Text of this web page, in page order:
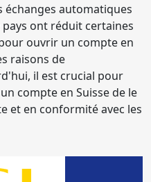
échanges automatiques
ont réduit certaines
ouvrir un compte en
raisons de
il est crucial pour
compte en Suisse de le
et en conformité avec les